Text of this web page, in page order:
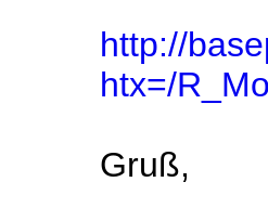
http://
htx=/
Gruß,